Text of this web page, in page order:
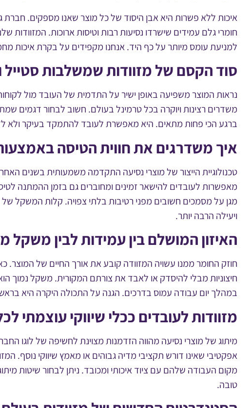
איכות ללא פשרות היא אבן היסוד של כל מוצר שאנו מספקים. חברת
חומרי גלם עמידים שישרדו נסיעות רבות וטיסות ארוכות.
למניעת עומס מיותר על כף היד. אנחנו מקפידים על בקרת איכות
סוד הקסם של מזוודות שמשלבות סטייל
נראות המוצר משפיעה באופן ישיר על התדמית של העובד מול
משדרים רצינות ויוקרה בכל טרמינל בעולם. חשוב לבחור דגמים
ברגע הכי פחות מתאים. היא מאפשרת לעובד להתמקד בעיקר ולא
איך משדרגים את חווית הטיסה
טכנולוגיית הייצור של מוצרי נסיעה התקדמה משמעותית בשנים
מאפשרות לעובדים להישאר זמינים ומחוברים גם בזמן ההמתנה
מגן על מסמכים חשובים מפני רטיבות בלתי צפויה. קלות המשקל של
ויעילה הרבה יותר.
האיזון המושלם בין עמידות לבין משקל
חוזק החומר ממנו עשויה המזוודה קובע את אורך החיים של המוצר.
חיצוניות מבלי להיסדק או לאבד את צורתם המקורית. משקל נמוך
במהלך יום עבודה עמוס בדרכים. הגנה על התכולה היקרה היא
מזוודות לעובדים ככלי שיווקי עוצמתי
מיתוג של מוצרי נסיעה מהווה הזדמנות מצוינת לחשיפה של לוגו
אפקטיבי שאינו דורש תקציבי מדיה גבוהים או מאמץ שיווקי נוסף.
מקום העבודה שלהם עם ציוד איכותי ומכובד. ניתן לבחור שיטות
טובה.